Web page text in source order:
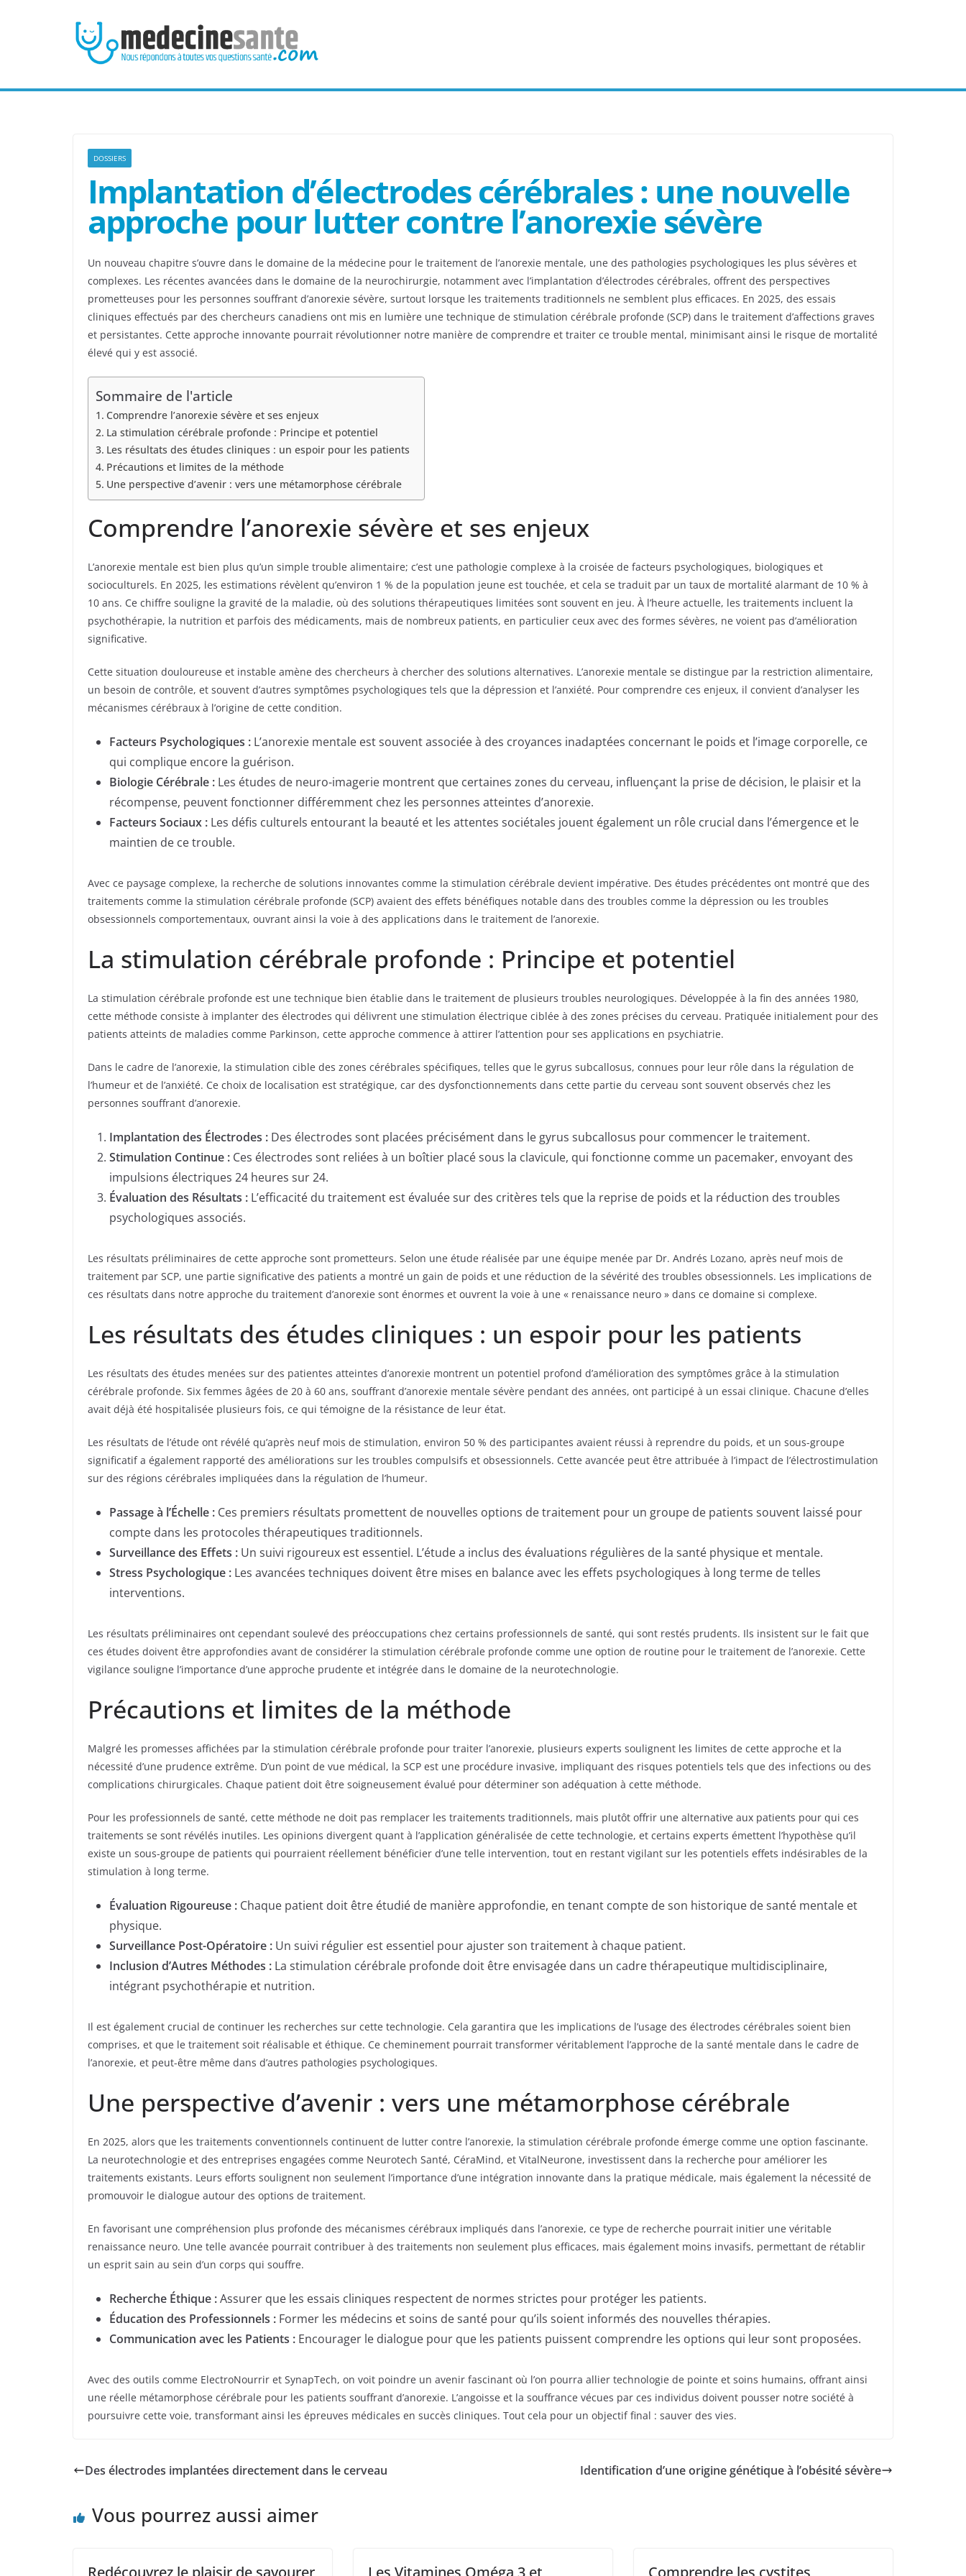
DOSSIERS
Implantation d’électrodes cérébrales : une nouvelle
approche pour lutter contre l’anorexie sévère
Un nouveau chapitre s’ouvre dans le domaine de la médecine pour le traitement de l’anorexie mentale, une des pathologies psychologiques les plus sévères et
complexes. Les récentes avancées dans le domaine de la neurochirurgie, notamment avec l’implantation d’électrodes cérébrales, offrent des perspectives
prometteuses pour les personnes souffrant d’anorexie sévère, surtout lorsque les traitements traditionnels ne semblent plus efficaces. En 2025, des essais
cliniques effectués par des chercheurs canadiens ont mis en lumière une technique de stimulation cérébrale profonde (SCP) dans le traitement d’affections graves
et persistantes. Cette approche innovante pourrait révolutionner notre manière de comprendre et traiter ce trouble mental, minimisant ainsi le risque de mortalité
élevé qui y est associé.
Sommaire de l'article
Comprendre l’anorexie sévère et ses enjeux
La stimulation cérébrale profonde : Principe et potentiel
Les résultats des études cliniques : un espoir pour les patients
Précautions et limites de la méthode
Une perspective d’avenir : vers une métamorphose cérébrale
Comprendre l’anorexie sévère et ses enjeux
L’anorexie mentale est bien plus qu’un simple trouble alimentaire; c’est une pathologie complexe à la croisée de facteurs psychologiques, biologiques et
socioculturels. En 2025, les estimations révèlent qu’environ 1 % de la population jeune est touchée, et cela se traduit par un taux de mortalité alarmant de 10 % à
10 ans. Ce chiffre souligne la gravité de la maladie, où des solutions thérapeutiques limitées sont souvent en jeu. À l’heure actuelle, les traitements incluent la
psychothérapie, la nutrition et parfois des médicaments, mais de nombreux patients, en particulier ceux avec des formes sévères, ne voient pas d’amélioration
significative.
Cette situation douloureuse et instable amène des chercheurs à chercher des solutions alternatives. L’anorexie mentale se distingue par la restriction alimentaire,
un besoin de contrôle, et souvent d’autres symptômes psychologiques tels que la dépression et l’anxiété. Pour comprendre ces enjeux, il convient d’analyser les
mécanismes cérébraux à l’origine de cette condition.
Facteurs Psychologiques : L’anorexie mentale est souvent associée à des croyances inadaptées concernant le poids et l’image corporelle, ce
qui complique encore la guérison.
Biologie Cérébrale : Les études de neuro-imagerie montrent que certaines zones du cerveau, influençant la prise de décision, le plaisir et la
récompense, peuvent fonctionner différemment chez les personnes atteintes d’anorexie.
Facteurs Sociaux : Les défis culturels entourant la beauté et les attentes sociétales jouent également un rôle crucial dans l’émergence et le
maintien de ce trouble.
Avec ce paysage complexe, la recherche de solutions innovantes comme la stimulation cérébrale devient impérative. Des études précédentes ont montré que des
traitements comme la stimulation cérébrale profonde (SCP) avaient des effets bénéfiques notable dans des troubles comme la dépression ou les troubles
obsessionnels comportementaux, ouvrant ainsi la voie à des applications dans le traitement de l’anorexie.
La stimulation cérébrale profonde : Principe et potentiel
La stimulation cérébrale profonde est une technique bien établie dans le traitement de plusieurs troubles neurologiques. Développée à la fin des années 1980,
cette méthode consiste à implanter des électrodes qui délivrent une stimulation électrique ciblée à des zones précises du cerveau. Pratiquée initialement pour des
patients atteints de maladies comme Parkinson, cette approche commence à attirer l’attention pour ses applications en psychiatrie.
Dans le cadre de l’anorexie, la stimulation cible des zones cérébrales spécifiques, telles que le gyrus subcallosus, connues pour leur rôle dans la régulation de
l’humeur et de l’anxiété. Ce choix de localisation est stratégique, car des dysfonctionnements dans cette partie du cerveau sont souvent observés chez les
personnes souffrant d’anorexie.
Implantation des Électrodes : Des électrodes sont placées précisément dans le gyrus subcallosus pour commencer le traitement.
Stimulation Continue : Ces électrodes sont reliées à un boîtier placé sous la clavicule, qui fonctionne comme un pacemaker, envoyant des
impulsions électriques 24 heures sur 24.
Évaluation des Résultats : L’efficacité du traitement est évaluée sur des critères tels que la reprise de poids et la réduction des troubles
psychologiques associés.
Les résultats préliminaires de cette approche sont prometteurs. Selon une étude réalisée par une équipe menée par Dr. Andrés Lozano, après neuf mois de
traitement par SCP, une partie significative des patients a montré un gain de poids et une réduction de la sévérité des troubles obsessionnels. Les implications de
ces résultats dans notre approche du traitement d’anorexie sont énormes et ouvrent la voie à une « renaissance neuro » dans ce domaine si complexe.
Les résultats des études cliniques : un espoir pour les patients
Les résultats des études menées sur des patientes atteintes d’anorexie montrent un potentiel profond d’amélioration des symptômes grâce à la stimulation
cérébrale profonde. Six femmes âgées de 20 à 60 ans, souffrant d’anorexie mentale sévère pendant des années, ont participé à un essai clinique. Chacune d’elles
avait déjà été hospitalisée plusieurs fois, ce qui témoigne de la résistance de leur état.
Les résultats de l’étude ont révélé qu’après neuf mois de stimulation, environ 50 % des participantes avaient réussi à reprendre du poids, et un sous-groupe
significatif a également rapporté des améliorations sur les troubles compulsifs et obsessionnels. Cette avancée peut être attribuée à l’impact de l’électrostimulation
sur des régions cérébrales impliquées dans la régulation de l’humeur.
Passage à l’Échelle : Ces premiers résultats promettent de nouvelles options de traitement pour un groupe de patients souvent laissé pour
compte dans les protocoles thérapeutiques traditionnels.
Surveillance des Effets : Un suivi rigoureux est essentiel. L’étude a inclus des évaluations régulières de la santé physique et mentale.
Stress Psychologique : Les avancées techniques doivent être mises en balance avec les effets psychologiques à long terme de telles
interventions.
Les résultats préliminaires ont cependant soulevé des préoccupations chez certains professionnels de santé, qui sont restés prudents. Ils insistent sur le fait que
ces études doivent être approfondies avant de considérer la stimulation cérébrale profonde comme une option de routine pour le traitement de l’anorexie. Cette
vigilance souligne l’importance d’une approche prudente et intégrée dans le domaine de la neurotechnologie.
Précautions et limites de la méthode
Malgré les promesses affichées par la stimulation cérébrale profonde pour traiter l’anorexie, plusieurs experts soulignent les limites de cette approche et la
nécessité d’une prudence extrême. D’un point de vue médical, la SCP est une procédure invasive, impliquant des risques potentiels tels que des infections ou des
complications chirurgicales. Chaque patient doit être soigneusement évalué pour déterminer son adéquation à cette méthode.
Pour les professionnels de santé, cette méthode ne doit pas remplacer les traitements traditionnels, mais plutôt offrir une alternative aux patients pour qui ces
traitements se sont révélés inutiles. Les opinions divergent quant à l’application généralisée de cette technologie, et certains experts émettent l’hypothèse qu’il
existe un sous-groupe de patients qui pourraient réellement bénéficier d’une telle intervention, tout en restant vigilant sur les potentiels effets indésirables de la
stimulation à long terme.
Évaluation Rigoureuse : Chaque patient doit être étudié de manière approfondie, en tenant compte de son historique de santé mentale et
physique.
Surveillance Post-Opératoire : Un suivi régulier est essentiel pour ajuster son traitement à chaque patient.
Inclusion d’Autres Méthodes : La stimulation cérébrale profonde doit être envisagée dans un cadre thérapeutique multidisciplinaire,
intégrant psychothérapie et nutrition.
Il est également crucial de continuer les recherches sur cette technologie. Cela garantira que les implications de l’usage des électrodes cérébrales soient bien
comprises, et que le traitement soit réalisable et éthique. Ce cheminement pourrait transformer véritablement l’approche de la santé mentale dans le cadre de
l’anorexie, et peut-être même dans d’autres pathologies psychologiques.
Une perspective d’avenir : vers une métamorphose cérébrale
En 2025, alors que les traitements conventionnels continuent de lutter contre l’anorexie, la stimulation cérébrale profonde émerge comme une option fascinante.
La neurotechnologie et des entreprises engagées comme Neurotech Santé, CéraMind, et VitalNeurone, investissent dans la recherche pour améliorer les
traitements existants. Leurs efforts soulignent non seulement l’importance d’une intégration innovante dans la pratique médicale, mais également la nécessité de
promouvoir le dialogue autour des options de traitement.
En favorisant une compréhension plus profonde des mécanismes cérébraux impliqués dans l’anorexie, ce type de recherche pourrait initier une véritable
renaissance neuro. Une telle avancée pourrait contribuer à des traitements non seulement plus efficaces, mais également moins invasifs, permettant de rétablir
un esprit sain au sein d’un corps qui souffre.
Recherche Éthique :Assurer que les essais cliniques respectent de normes strictes pour protéger les patients.
Éducation des Professionnels : Former les médecins et soins de santé pour qu’ils soient informés des nouvelles thérapies.
Communication avec les Patients : Encourager le dialogue pour que les patients puissent comprendre les options qui leur sont proposées.
Avec des outils comme ElectroNourrir et SynapTech, on voit poindre un avenir fascinant où l’on pourra allier technologie de pointe et soins humains, offrant ainsi
une réelle métamorphose cérébrale pour les patients souffrant d’anorexie. L’angoisse et la souffrance vécues par ces individus doivent pousser notre société à
poursuivre cette voie, transformant ainsi les épreuves médicales en succès cliniques. Tout cela pour un objectif final : sauver des vies.
Des électrodes implantées directement dans le cerveau Identification d’une origine génétique à l’obésité sévère
Vous pourrez aussi aimer